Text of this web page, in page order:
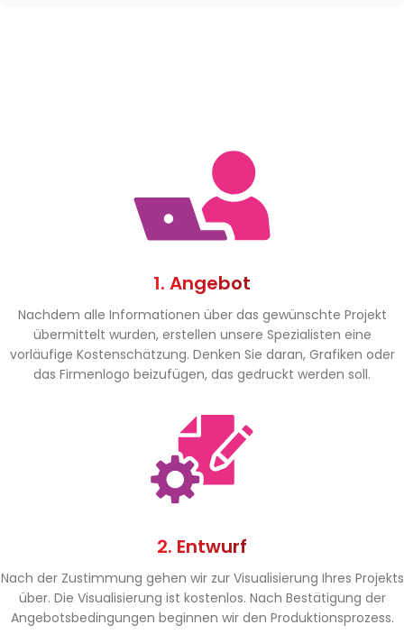
1. Angebot
Nachdem alle Informationen über das gewünschte Projekt
übermittelt wurden, erstellen unsere Spezialisten eine
vorläufige Kostenschätzung. Denken Sie daran, Grafiken oder
das Firmenlogo beizufügen, das gedruckt werden soll.
2. Entwurf
Nach der Zustimmung gehen wir zur Visualisierung Ihres Projekts
über. Die Visualisierung ist kostenlos. Nach Bestätigung der
Angebotsbedingungen beginnen wir den Produktionsprozess.